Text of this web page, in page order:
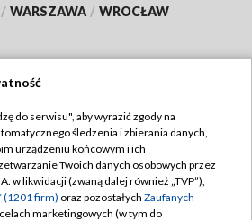
/ WARSZAWA / WROCŁAW
TVP
Regulamin TVP
prywatności
do serwisu", aby wyrazić zgody na
śledzenia i zbierania danych,
urządzeniu końcowym i ich
Twoich danych osobowych przez
w likwidacji (zwaną dalej również „TVP”),
(1201 firm) oraz pozostałych Zaufanych
marketingowych (w tym do